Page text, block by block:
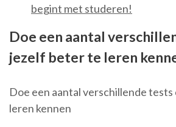
begint met studeren!
Doe een aantal
jezelf beter te leren
Doe een aantal verschillende
leren kennen